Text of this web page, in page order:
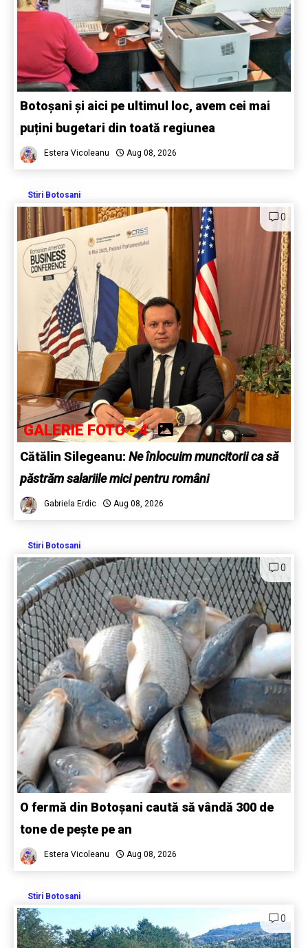
Botoșani și aici pe ultimul loc, avem cei mai
puțini bugetari din toată regiunea
Estera Vicoleanu Aug 08, 2026
Stiri Botosani
0
GALERIE FOTO - 4
Cătălin Silegeanu: Ne înlocuim muncitorii ca să
păstrăm salariile mici pentru români
Gabriela Erdic Aug 08, 2026
Stiri Botosani
0
O fermă din Botoșani caută să vândă 300 de
tone de pește pe an
Estera Vicoleanu Aug 08, 2026
Stiri Botosani
0